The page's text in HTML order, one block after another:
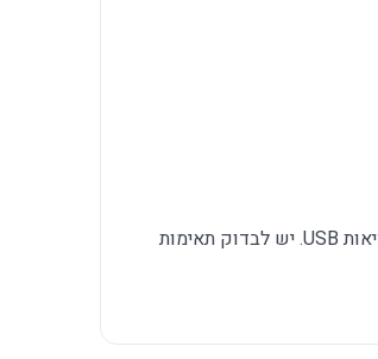
מתאים לסטודנטים, עובדים מרחוק ומשתמשים שצריכים עוד יציאות USB. יש לבדוק תאימות